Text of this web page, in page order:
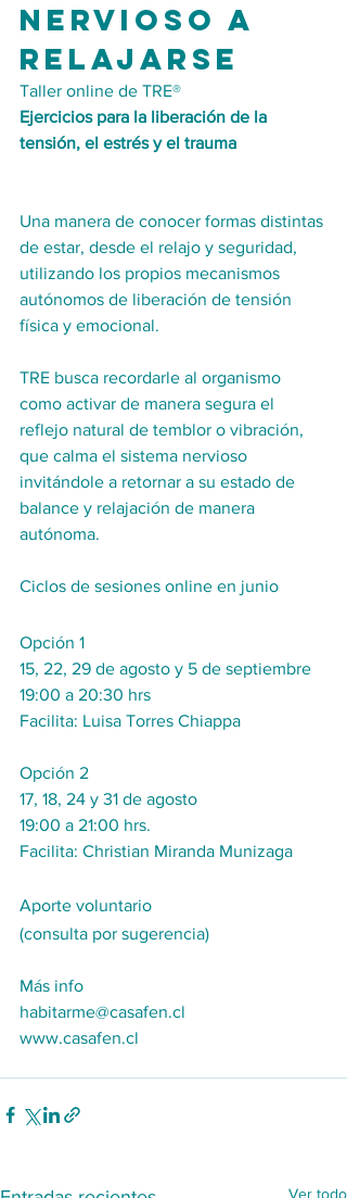
nervioso a
relajarse
Taller online de TRE®
Ejercicios para la liberación de la
tensión, el estrés y el trauma
Una manera de conocer formas distintas
de estar, desde el relajo y seguridad,
utilizando los propios mecanismos
autónomos de liberación de tensión
física y emocional.
TRE busca recordarle al organismo
como activar de manera segura el
reflejo natural de temblor o vibración,
que calma el sistema nervioso
invitándole a retornar a su estado de
balance y relajación de manera
autónoma.
Ciclos de sesiones online en junio
Opción 1
15, 22, 29 de agosto y 5 de septiembre
19:00 a 20:30 hrs
Facilita: Luisa Torres Chiappa
Opción 2
17, 18, 24 y 31 de agosto
19:00 a 21:00 hrs.
Facilita: Christian Miranda Munizaga
Aporte voluntario
(consulta por sugerencia)
Más info
habitarme@casafen.cl
www.casafen.cl
Ver todo